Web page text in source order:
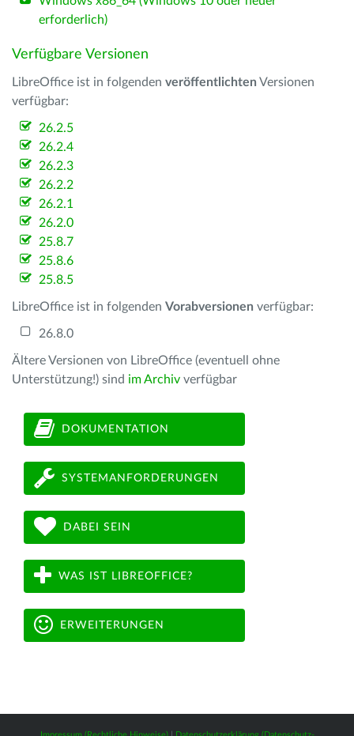
erforderlich)
Verfügbare Versionen
LibreOffice ist in folgenden veröffentlichten Versionen
verfügbar:
26.2.5
26.2.4
26.2.3
26.2.2
26.2.1
26.2.0
25.8.7
25.8.6
25.8.5
LibreOffice ist in folgenden Vorabversionen verfügbar:
26.8.0
Ältere Versionen von LibreOffice (eventuell ohne
Unterstützung!) sind im Archiv verfügbar
DOKUMENTATION
SYSTEMANFORDERUNGEN
DABEI SEIN
WAS IST LIBREOFFICE?
ERWEITERUNGEN